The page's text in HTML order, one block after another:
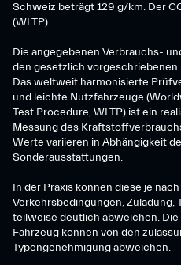
Schweiz beträgt 129 g/km. Der
(WLTP).
Die angegebenen Verbrauchs-
den gesetzlich
Das weltweit harmonisierte
und leichte Nutzfahrzeuge
Test Procedure, WLTP) ist ein
Messung des
Werte variieren in Abhängigkeit
Sonderausstattungen.
In der Praxis können diese je
Verkehrsbedingungen, Zuladung,
teilweise deutlich abweichen.
Fahrzeug können von den
Typengenehmigung abweichen.